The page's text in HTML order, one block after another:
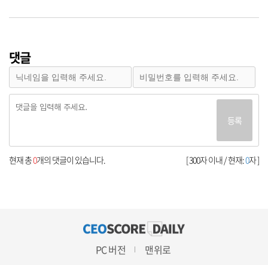
댓글
등록
[ 300자 이내 / 현재:0자 ]
현재 총0개의 댓글이 있습니다.
PC 버전 맨위로